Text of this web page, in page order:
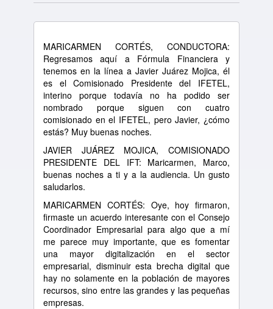
MARICARMEN CORTÉS, CONDUCTORA:
Regresamos aquí a Fórmula Financiera y
tenemos en la línea a Javier Juárez Mojica, él
es el Comisionado Presidente del IFETEL,
interino porque todavía no ha podido ser
nombrado porque siguen con cuatro
comisionado en el IFETEL, pero Javier, ¿cómo
estás? Muy buenas noches.
JAVIER JUÁREZ MOJICA, COMISIONADO
PRESIDENTE DEL IFT: Maricarmen, Marco,
buenas noches a ti y a la audiencia. Un gusto
saludarlos.
MARICARMEN CORTÉS: Oye, hoy firmaron,
firmaste un acuerdo interesante con el Consejo
Coordinador Empresarial para algo que a mí
me parece muy importante, que es fomentar
una mayor digitalización en el sector
empresarial, disminuir esta brecha digital que
hay no solamente en la población de mayores
recursos, sino entre las grandes y las pequeñas
empresas.